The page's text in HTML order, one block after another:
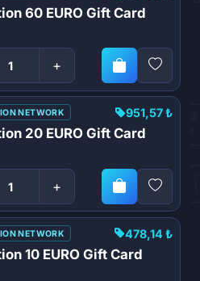
60 EURO Gift Card
+
NETWORK
20 EURO Gift Card
+
951,57 ₺
NETWORK
10 EURO Gift Card
478,14 ₺